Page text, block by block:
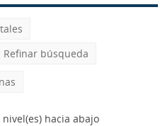
Refinar búsqueda
nivel(es) hacia abajo